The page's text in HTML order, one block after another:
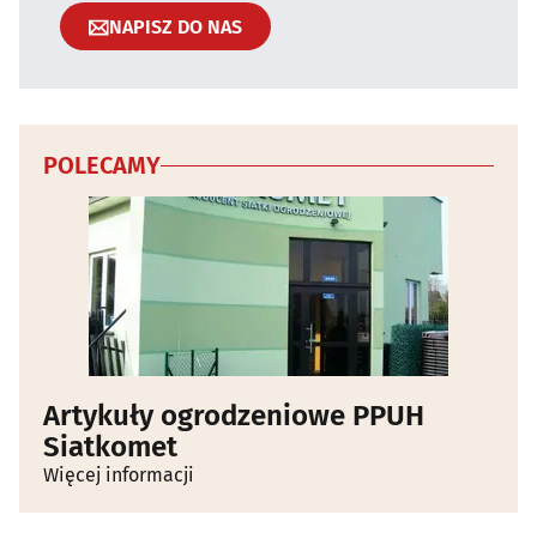
NAPISZ DO NAS
POLECAMY
Artykuły ogrodzeniowe PPUH
Siatkomet
Więcej informacji